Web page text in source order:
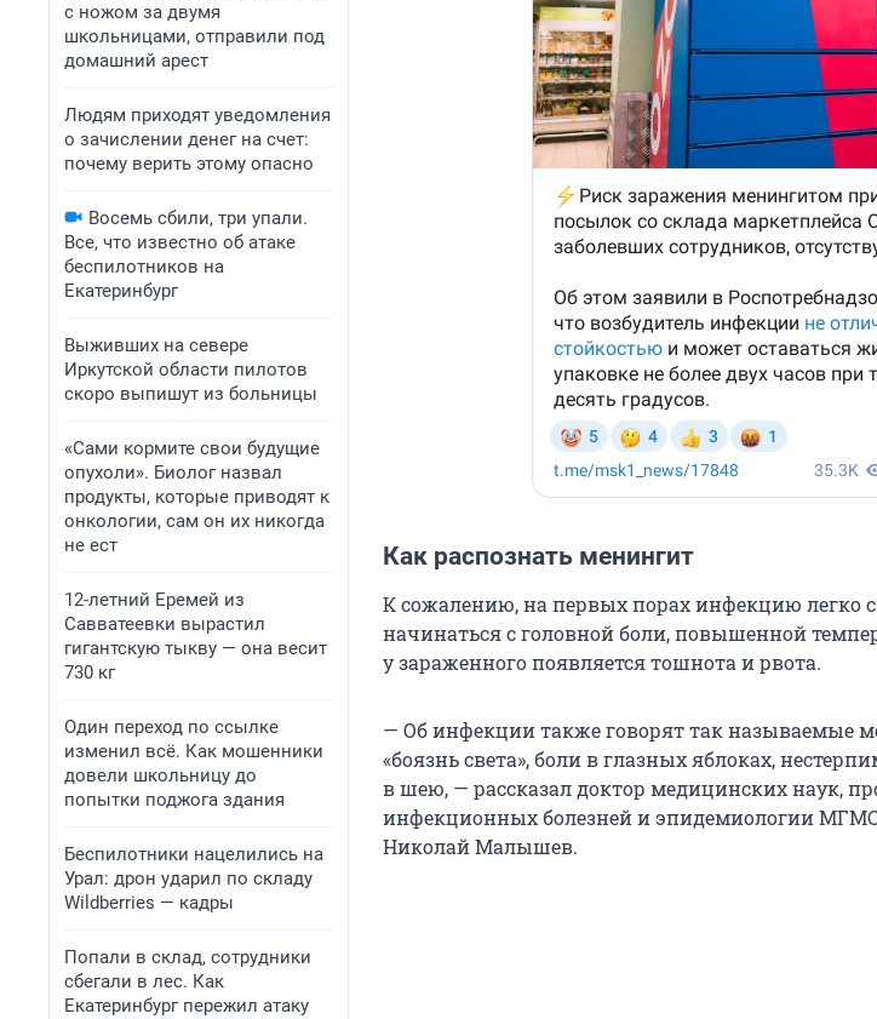
с ножом за двумя
школьницами, отправили под
домашний арест
Людям приходят уведомления
о зачислении денег на счет:
почему верить этому опасно
Восемь сбили, три упали.
Все, что известно об атаке
беспилотников на
Екатеринбург
Выживших на севере
Иркутской области пилотов
скоро выпишут из больницы
«Сами кормите свои будущие
опухоли». Биолог назвал
продукты, которые приводят к
онкологии, сам он их никогда
не ест
12-летний Еремей из
Савватеевки вырастил
гигантскую тыкву — она весит
730 кг
Один переход по ссылке
изменил всё. Как мошенники
довели школьницу до
попытки поджога здания
Беспилотники нацелились на
Урал: дрон ударил по складу
Wildberries — кадры
Попали в склад, сотрудники
сбегали в лес. Как
Екатеринбург пережил атаку
Как распознать менингит
К сожалению, на первых порах инфекцию легко
начинаться с головной боли, повышенной
у зараженного появляется тошнота и рвота.
— Об инфекции также говорят так называемые
«боязнь света», боли в глазных яблоках,
в шею, — рассказал доктор медицинских наук,
инфекционных болезней и эпидемиологии
Николай Малышев.